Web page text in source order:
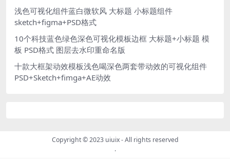
浅色可视化组件蓝白微软风 大标题 小标题组件
sketch+figma+PSD格式
10个科技蓝色绿色深色可视化模板边框 大标题+小标题 模
板 PSD格式 图层去水印重命名版
十款大框架动效模板浅色喝深色两套带动效的可视化组件
PSD+Sketch+fimga+AE动效
Copyright © 2023 uiuix- All rights reserved
.